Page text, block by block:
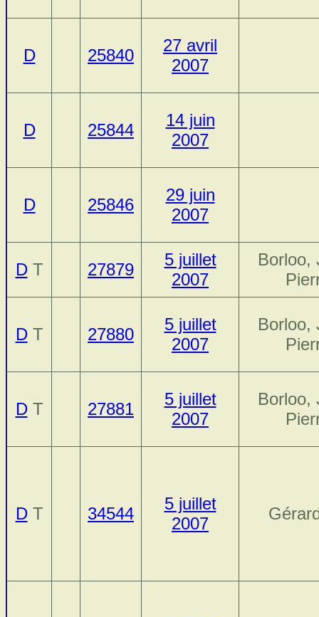
D 25840
27 avril
2007
D 25844
14 juin
2007
D 25846
29 juin
2007
DT 27879
5 juillet
2007
Borloo,
DT 27880
5 juillet
2007
Borloo,
DT 27881
5 juillet
2007
Borloo,
DT 34544
5 juillet
2007